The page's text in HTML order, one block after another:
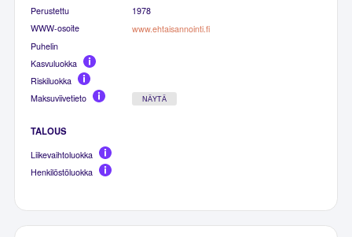
Perustettu
1978
WWW-osoite
www.ehtaisannointi.fi
Puhelin
Kasvuluokka
Riskiluokka
Maksuviivetieto
NÄYTÄ
TALOUS
Liikevaihtoluokka
Henkilöstöluokka